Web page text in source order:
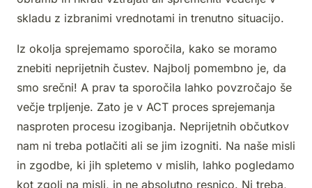
skladu z izbranimi vrednotami in trenutno situacijo.
Iz okolja sprejemamo sporočila, kako se moramo
znebiti neprijetnih čustev. Najbolj pomembno je, da
smo srečni! A prav ta sporočila lahko povzročajo še
večje trpljenje. Zato je v ACT proces sprejemanja
nasproten procesu izogibanja. Neprijetnih občutkov
nam ni treba potlačiti ali se jim izogniti. Na naše misli
in zgodbe, ki jih spletemo v mislih, lahko pogledamo
kot zgolj na misli, in ne absolutno resnico. Ni treba,